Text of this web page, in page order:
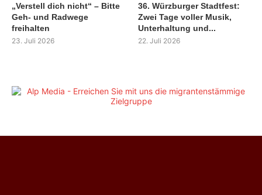
„Verstell dich nicht“ – Bitte
Geh- und Radwege
freihalten
23. Juli 2026
36. Würzburger Stadtfest:
Zwei Tage voller Musik,
Unterhaltung und...
22. Juli 2026